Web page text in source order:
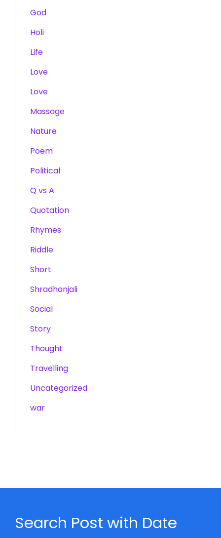
God
Holi
Life
Love
Love
Massage
Nature
Poem
Political
Q vs A
Quotation
Rhymes
Riddle
Short
Shradhanjali
Social
Story
Thought
Travelling
Uncategorized
war
Search Post with Date